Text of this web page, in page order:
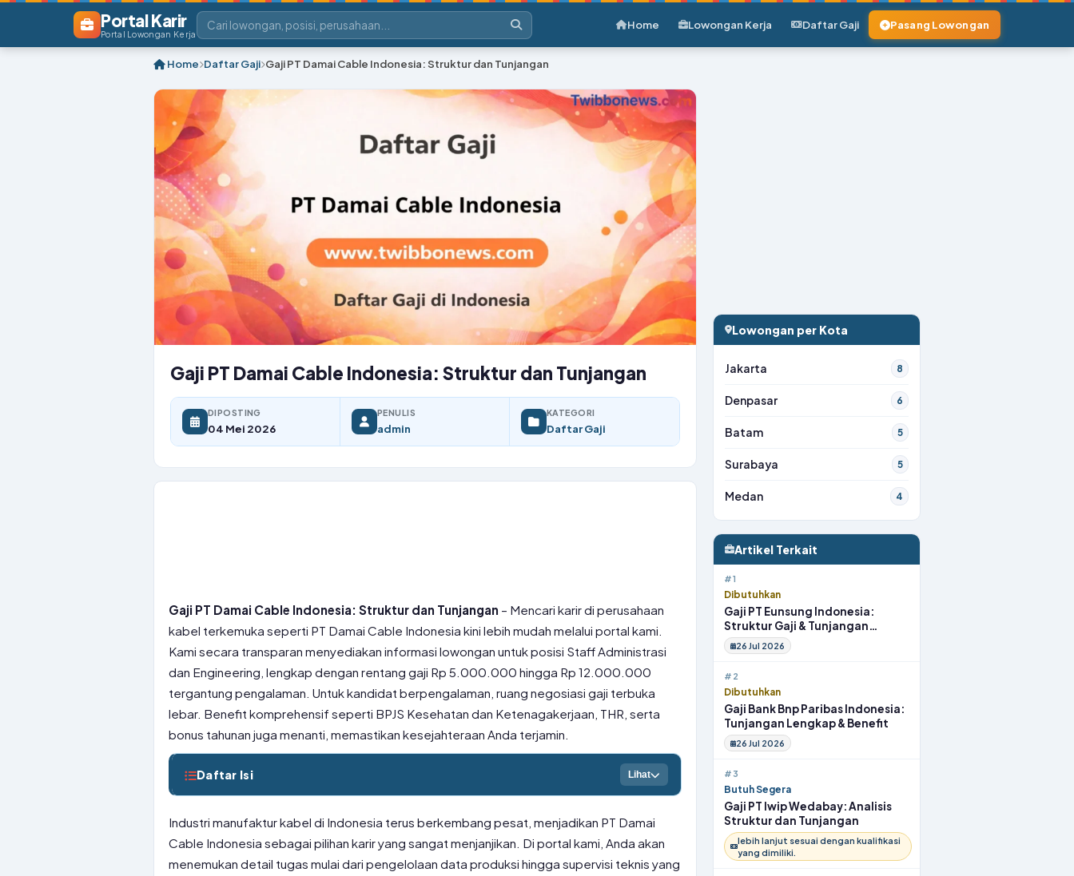
Portal Karir
Portal Lowongan Kerja
Home Lowongan Kerja Daftar Gaji Pasang Lowongan
Home Daftar Gaji Gaji PT Damai Cable Indonesia: Struktur dan Tunjangan
Gaji PT Damai Cable Indonesia: Struktur dan Tunjangan
DIPOSTING
04 Mei 2026
PENULIS
admin
KATEGORI
Daftar Gaji
Gaji PT Damai Cable Indonesia: Struktur dan Tunjangan – Mencari karir di perusahaan
kabel terkemuka seperti PT Damai Cable Indonesia kini lebih mudah melalui portal kami.
Kami secara transparan menyediakan informasi lowongan untuk posisi Staff Administrasi
dan Engineering, lengkap dengan rentang gaji Rp 5.000.000 hingga Rp 12.000.000
tergantung pengalaman. Untuk kandidat berpengalaman, ruang negosiasi gaji terbuka
lebar. Benefit komprehensif seperti BPJS Kesehatan dan Ketenagakerjaan, THR, serta
bonus tahunan juga menanti, memastikan kesejahteraan Anda terjamin.
Daftar Isi Lihat
Industri manufaktur kabel di Indonesia terus berkembang pesat, menjadikan PT Damai
Cable Indonesia sebagai pilihan karir yang sangat menjanjikan. Di portal kami, Anda akan
menemukan detail tugas mulai dari pengelolaan data produksi hingga supervisi teknis yang
Lowongan per Kota
Jakarta 8
Denpasar 6
Batam 5
Surabaya 5
Medan 4
Artikel Terkait
#1
Dibutuhkan
Gaji PT Eunsung Indonesia:
Struktur Gaji & Tunjangan
Lengkap
26 Jul 2026
#2
Dibutuhkan
Gaji Bank Bnp Paribas Indonesia:
Tunjangan Lengkap & Benefit
26 Jul 2026
#3
Butuh Segera
Gaji PT Iwip Wedabay: Analisis
Struktur dan Tunjangan
lebih lanjut sesuai dengan kualifikasi
yang dimiliki.